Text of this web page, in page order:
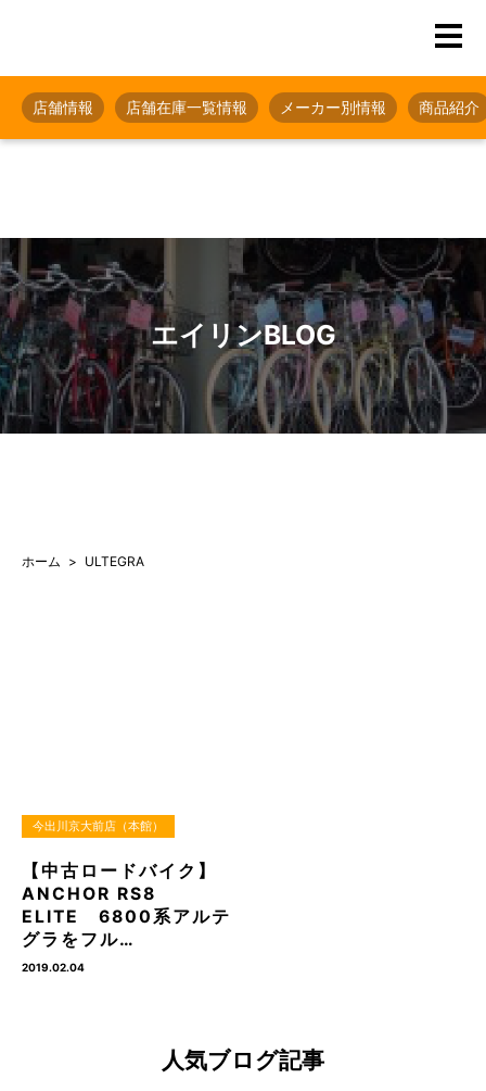
店舗情報 店舗在庫一覧情報 メーカー別情報 商品紹介
エイリンBLOG
ホーム ULTEGRA
今出川京大前店（本館）
【中古ロードバイク】
ANCHOR RS8
ELITE 6800系アルテ
グラをフル…
2019.02.04
人気ブログ記事